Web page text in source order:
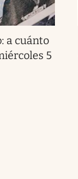
a cuánto
5